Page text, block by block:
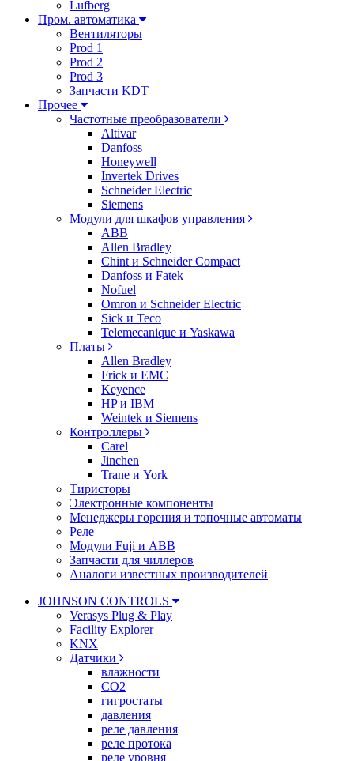
Lufberg
Пром. автоматика
Вентиляторы
Prod 1
Prod 2
Prod 3
Запчасти KDT
Прочее
Частотные преобразователи
Altivar
Danfoss
Honeywell
Invertek Drives
Schneider Electric
Siemens
Модули для шкафов управления
ABB
Allen Bradley
Chint и Schneider Compact
Danfoss и Fatek
Nofuel
Omron и Schneider Electric
Sick и Teco
Telemecanique и Yaskawa
Платы
Allen Bradley
Frick и EMC
Keyence
HP и IBM
Weintek и Siemens
Контроллеры
Carel
Jinchen
Trane и York
Тиристоры
Электронные компоненты
Менеджеры горения и топочные автоматы
Реле
Модули Fuji и ABB
Запчасти для чиллеров
Аналоги известных производителей
JOHNSON CONTROLS
Verasys Plug & Play
Facility Explorer
KNX
Датчики
влажности
CO2
гигростаты
давления
реле давления
реле протока
реле уровня